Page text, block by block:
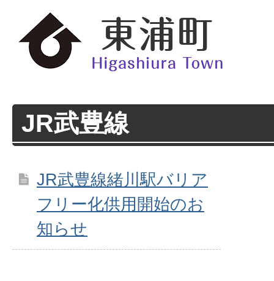
JR武豊線
JR武豊線緒川駅バリア
フリー化供用開始のお
知らせ